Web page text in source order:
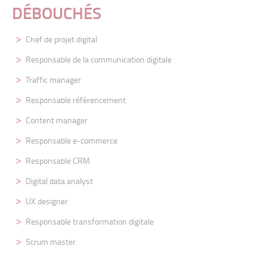
DÉBOUCHÉS
Chef de projet digital
Responsable de la communication digitale
Traffic manager
Responsable référencement
Content manager
Responsable e-commerce
Responsable CRM
Digital data analyst
UX designer
Responsable transformation digitale
Scrum master